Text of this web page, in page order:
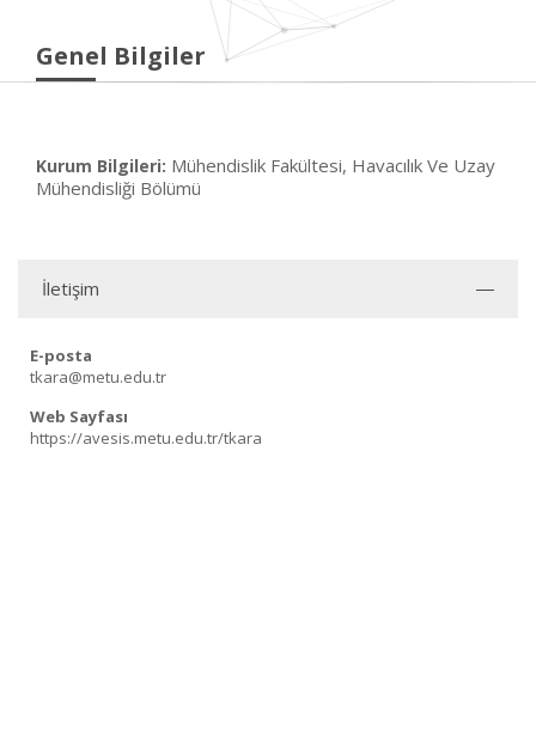
Genel Bilgiler
Kurum Bilgileri: Mühendislik Fakültesi, Havacılık Ve Uzay
Mühendisliği Bölümü
İletişim
E-posta
tkara@metu.edu.tr
Web Sayfası
https://avesis.metu.edu.tr/tkara